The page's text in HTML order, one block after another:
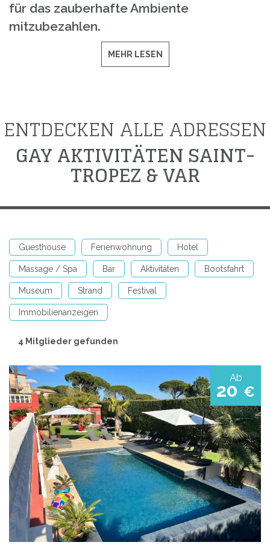
für das zauberhafte Ambiente
mitzubezahlen.
MEHR LESEN
ENTDECKEN ALLE ADRESSEN
GAY AKTIVITÄTEN SAINT-
TROPEZ & VAR
Guesthouse Ferienwohnung Hotel
Massage / Spa Bar Aktivitäten Bootsfahrt
Museum Strand Festival
Immobilienanzeigen
4 Mitglieder gefunden
Ab
20 €